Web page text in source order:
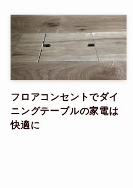
フロアコンセントでダイ
ニングテーブルの家電は
快適に